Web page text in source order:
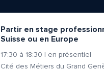
Partir en stage
Suisse ou en Europe
17:30 à 18:30 | en présentiel